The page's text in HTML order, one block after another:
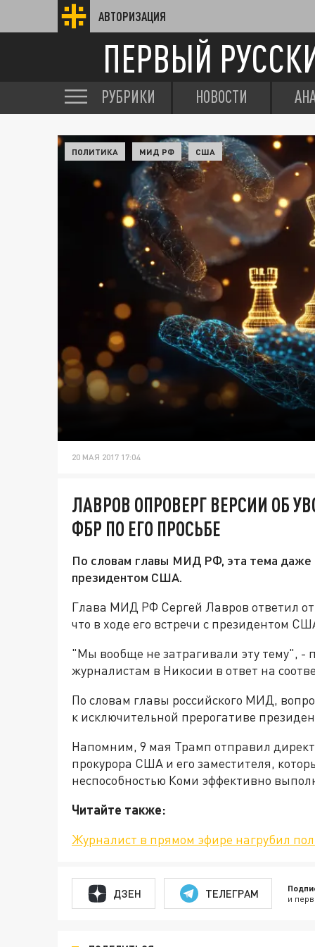
АВТОРИЗАЦИЯ
ПЕРВЫЙ
РУБРИКИ НОВОСТИ
ПОЛИТИКА МИД РФ США
20 МАЯ 2017 17:04
ЛАВРОВ ОПРОВЕРГ ВЕРСИИ ОБ
ФБР ПО ЕГО ПРОСЬБЕ
По словам главы МИД РФ, эта тема даже
президентом США.
Глава МИД РФ Сергей Лавров ответил
что в ходе его встречи с президентом
"Мы вообще не затрагивали эту тему", -
журналистам в Никосии в ответ на
По словам главы российского МИД,
к исключительной прерогативе
Напомним, 9 мая Трамп отправил
прокурора США и его заместителя,
неспособностью Коми эффективно
Читайте также:
Журналист в прямом эфире нагрубил
ДЗЕН ТЕЛЕГРАМ и